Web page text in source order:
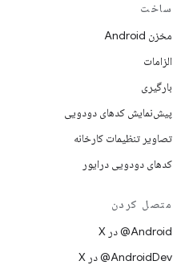
ساخت
مخزن Android
الزامات
بارگیری
پیش‌نمایش کدهای دودویی
تصاویر تنظیمات کارخانه
کدهای دودویی درایور
متصل کردن
‫‎@Android در X
‫‎@AndroidDev در X